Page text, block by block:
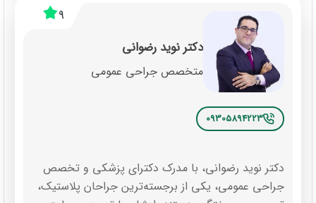
9
دکتر نوید رضوانی
متخصص جراحی عمومی
09305894223
دکتر نوید رضوانی، با مدرک دکترای پزشکی و تخصص
جراحی عمومی، یکی از برجسته‌ترین جراحان پلاستیک،